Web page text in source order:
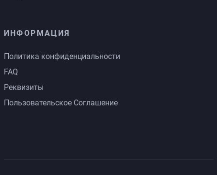
ИНФОРМАЦИЯ
Политика конфиденциальности
FAQ
Реквизиты
Пользовательское Соглашение